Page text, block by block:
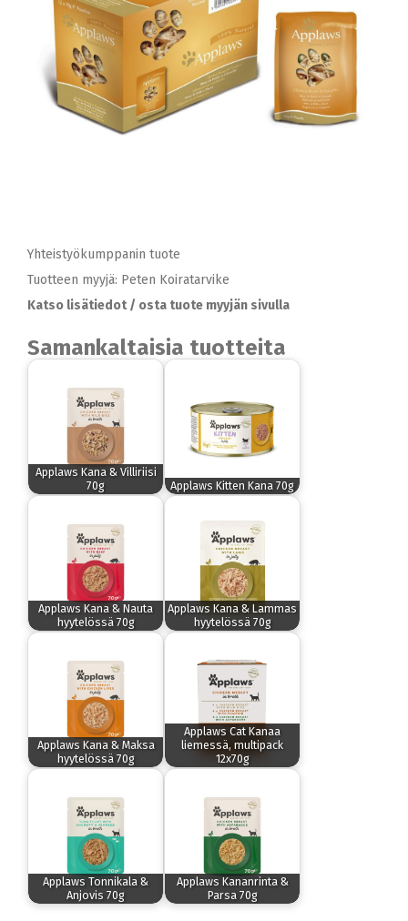
Yhteistyökumppanin tuote
Tuotteen myyjä: Peten Koiratarvike
Katso lisätiedot / osta tuote myyjän sivulla
Samankaltaisia tuotteita
Applaws Kana & Villiriisi
70g
Applaws Kitten Kana 70g
Applaws Kana & Nauta
hyytelössä 70g
Applaws Kana & Lammas
hyytelössä 70g
Applaws Kana & Maksa
hyytelössä 70g
Applaws Cat Kanaa
liemessä, multipack
12x70g
Applaws Tonnikala &
Anjovis 70g
Applaws Kananrinta &
Parsa 70g